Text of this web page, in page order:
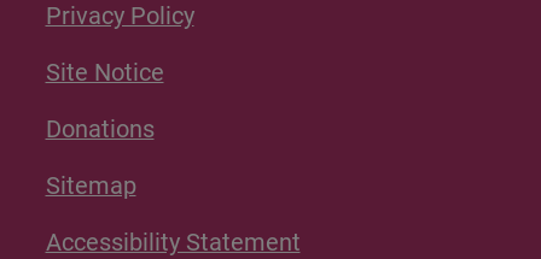
Privacy Policy
Site Notice
Donations
Sitemap
Accessibility Statement